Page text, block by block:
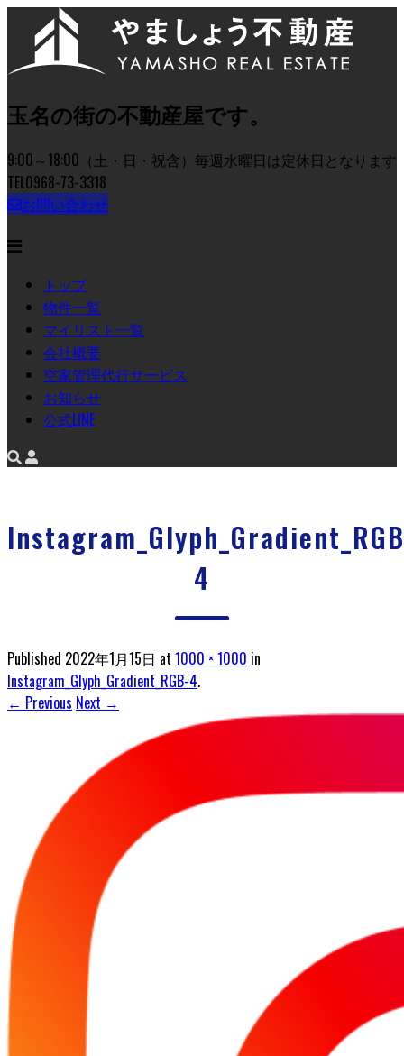
玉名の街の不動産屋です。
9:00～18:00（土・日・祝含）毎週水曜日は定休日となります
TEL0968-73-3318
お問い合わせ
トップ
物件一覧
マイリスト一覧
会社概要
空家管理代行サービス
お知らせ
公式LINE
4
Published 2022年1月15日 at 1000 × 1000 in
Instagram_Glyph_Gradient_RGB-4.
← Previous Next →